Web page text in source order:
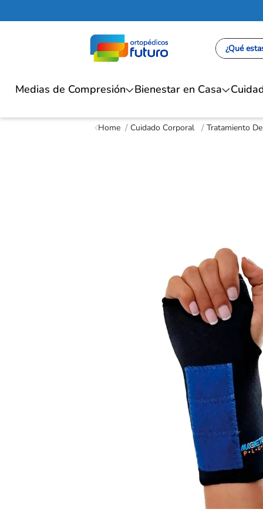
¿Qué
Medias de Compresión Bienestar en Casa
Cuidado Corporal Tratamiento